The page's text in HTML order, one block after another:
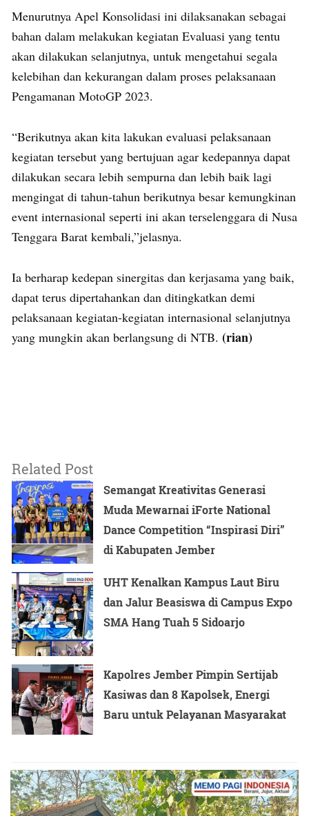
Menurutnya Apel Konsolidasi ini dilaksanakan sebagai
bahan dalam melakukan kegiatan Evaluasi yang tentu
akan dilakukan selanjutnya, untuk mengetahui segala
kelebihan dan kekurangan dalam proses pelaksanaan
Pengamanan MotoGP 2023.
“Berikutnya akan kita lakukan evaluasi pelaksanaan
kegiatan tersebut yang bertujuan agar kedepannya dapat
dilakukan secara lebih sempurna dan lebih baik lagi
mengingat di tahun-tahun berikutnya besar kemungkinan
event internasional seperti ini akan terselenggara di Nusa
Tenggara Barat kembali,”jelasnya.
Ia berharap kedepan sinergitas dan kerjasama yang baik,
dapat terus dipertahankan dan ditingkatkan demi
pelaksanaan kegiatan-kegiatan internasional selanjutnya
yang mungkin akan berlangsung di NTB. (rian)
Related Post
Semangat Kreativitas Generasi
Muda Mewarnai iForte National
Dance Competition “Inspirasi Diri”
di Kabupaten Jember
UHT Kenalkan Kampus Laut Biru
dan Jalur Beasiswa di Campus Expo
SMA Hang Tuah 5 Sidoarjo
Kapolres Jember Pimpin Sertijab
Kasiwas dan 8 Kapolsek, Energi
Baru untuk Pelayanan Masyarakat